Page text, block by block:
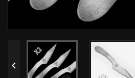
